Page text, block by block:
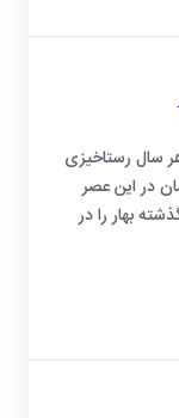
سال رستاخیزی
در این عصر
بهار را در